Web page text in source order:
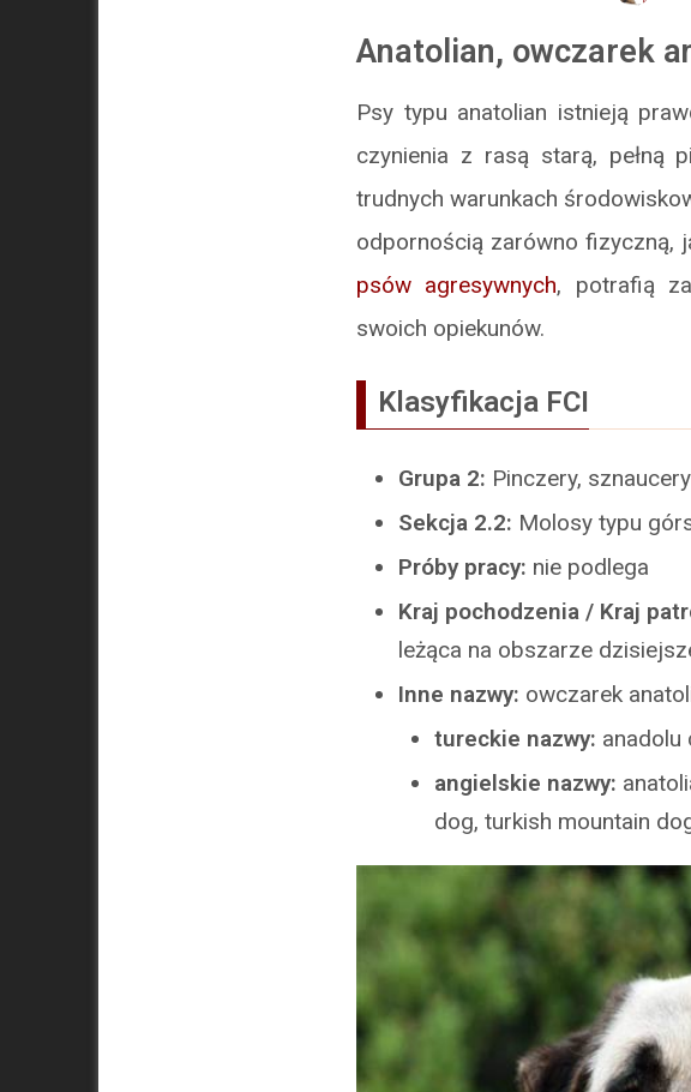
Anatolian, owczarek
Psy typu anatolian istnieją
czynienia z rasą starą, pełną
trudnych warunkach
odpornością zarówno fizyczną,
psów agresywnych, potrafią
swoich opiekunów.
Klasyfikacja FCI
Grupa 2: Pinczery,
Sekcja 2.2: Molosy typu
Próby pracy: nie podlega
Kraj pochodzenia / Kraj
leżąca na obszarze
Inne nazwy: owczarek
tureckie nazwy: anadolu
angielskie nazwy:
dog, turkish mountain